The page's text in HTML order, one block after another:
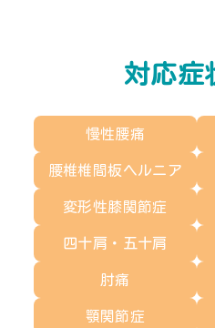
対応症
慢性腰痛
腰椎椎間板ヘルニア
変形性膝関節症
四十肩・五十肩
肘痛
顎関節症